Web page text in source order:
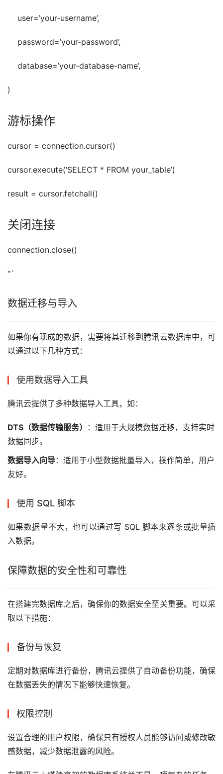
    user=’your-username’,
    password=’your-password’,
    database=’your-database-name’,
)
游标操作
cursor = connection.cursor()
cursor.execute(‘SELECT * FROM your_table’)
result = cursor.fetchall()
关闭连接
connection.close()
“`
数据迁移与导入
如果你有现成的数据，需要将其迁移到腾讯云数据库中，可
以通过以下几种方式：
使用数据导入工具
腾讯云提供了多种数据导入工具，如：
DTS（数据传输服务）
：适用于大规模数据迁移，支持实时
数据同步。
数据导入向导：适用于小型数据批量导入，操作简单，用户
友好。
使用 SQL 脚本
如果数据量不大，也可以通过写 SQL 脚本来逐条或批量插
入数据。
保障数据的安全性和可靠性
在搭建完数据库之后，确保你的数据安全至关重要。可以采
取以下措施：
备份与恢复
定期对数据库进行备份，腾讯云提供了自动备份功能，确保
在数据丢失的情况下能够快速恢复。
权限控制
设置合理的用户权限，确保只有授权人员能够访问或修改敏
感数据，减少数据泄露的风险。